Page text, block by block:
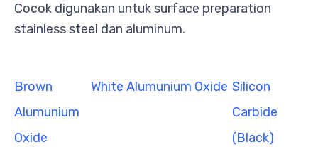
Cocok digunakan untuk surface preparation
stainless steel dan aluminum.
Brown
Alumunium
Oxide
White Alumunium Oxide Silicon
Carbide
(Black)